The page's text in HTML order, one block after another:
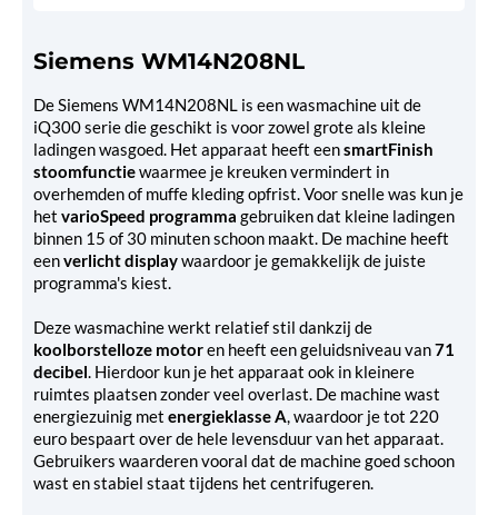
Siemens WM14N208NL
De Siemens WM14N208NL is een wasmachine uit de
iQ300 serie die geschikt is voor zowel grote als kleine
ladingen wasgoed. Het apparaat heeft eensmartFinish
stoomfunctiewaarmee je kreuken vermindert in
overhemden of muffe kleding opfrist. Voor snelle was kun je
het varioSpeed programma gebruiken dat kleine ladingen
binnen 15 of 30 minuten schoon maakt. De machine heeft
eenverlicht displaywaardoor je gemakkelijk de juiste
programma's kiest.
Deze wasmachine werkt relatief stil dankzij de
koolborstelloze motoren heeft een geluidsniveau van71
decibel . Hierdoor kun je het apparaat ook in kleinere
ruimtes plaatsen zonder veel overlast. De machine wast
energiezuinig met energieklasse A , waardoor je tot 220
euro bespaart over de hele levensduur van het apparaat.
Gebruikers waarderen vooral dat de machine goed schoon
wast en stabiel staat tijdens het centrifugeren.